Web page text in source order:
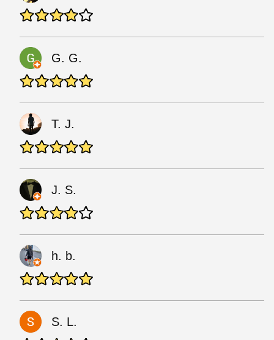
G. G.
T. J.
J. S.
h. b.
S. L.